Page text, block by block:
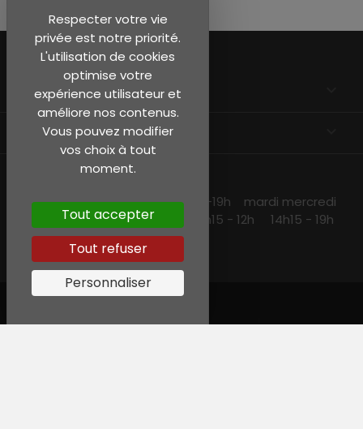
EN SAVOIR PLUS
INFORMATIONS
NOS HORAIRES
lundi et jeudi 10h15 -13h30 14h30 -19h mardi mercredi
et vendredi 10h15-19h samedi 10h15 - 12h 14h15 - 19h
Respecter votre vie
privée est notre priorité.
L'utilisation de cookies
optimise votre
expérience utilisateur et
améliore nos contenus.
Vous pouvez modifier
vos choix à tout
moment.
Tout accepter
Tout refuser
Personnaliser